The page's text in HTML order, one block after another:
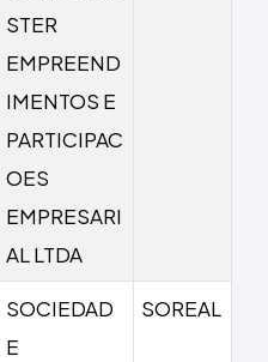
STER
EMPREEND
IMENTOS E
PARTICIPAC
OES
EMPRESARI
AL LTDA
SOCIEDAD
E
SOREAL